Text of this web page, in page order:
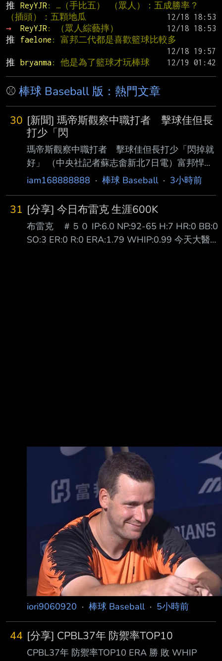
推
ReyYJR : …（手比五） （眾人）：五成勝率？
（插頭）：五顆地瓜
→
ReyYJR : （眾人綜藝摔）
推
faelone : 富邦二代都是喜歡籃球比較多
推
bryanma: 他是為了籃球才玩棒球
⚾ 棒球 Baseball 版：熱門文章
30 [新聞] 瑪帝斯觀察中職打者 擊球佳但長
打少「閃
瑪帝斯觀察中職打者 擊球佳但長打少「閃掉就
好」 （中央社記者蘇志畬新北7日電）富邦悍將
隊新洋投瑪帝斯帶著在二軍投出最快151公里的
棒打者的擊球能力好，但長打者較少，「 閃掉
他就好。」 瑪帝斯（Quinton Martinez）現身新
莊棒球場，備戰明天先發工作，今天接受媒體聯
訪時 表示，很期待能夠與這裡最好的打者對
iam168888888 · 棒球 Baseball· 3小時前
31 [分享] 今日布雷克 生涯600K
布雷克 ＃５０ IP:6.0 NP:92-65 H:7 HR:0 BB:0
SO:3 ER:0 R:0 ERA:1.79 WHIP:0.99 今天大醫生
iori9060920 · 棒球 Baseball· 5小時前
44 [分享] CPBL37年 防禦率TOP10
CPBL37年 防禦率TOP10 ERA 勝 敗 WHIP